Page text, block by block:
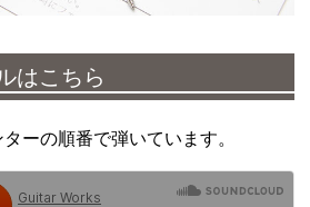
はこちら
ーの順番で弾いています。